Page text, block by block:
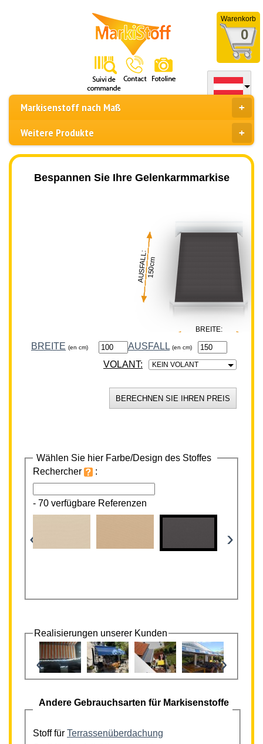
Warenkorb
0
Markisenstoff nach Maß
Weitere Produkte
Bespannen Sie Ihre Gelenkarmmarkise
BREITE:
AUSFALL:150cm
BREITE (en cm)
VOLANT: KEIN VOLANT
Wählen Sie hier Farbe/Design des Stoffes
Rechercher
:
- 70 verfügbare Referenzen
‹ ›
Realisierungen unserer Kunden
‹ ›
Andere Gebrauchsarten für Markisenstoffe
Stoff für Terrassenüberdachung